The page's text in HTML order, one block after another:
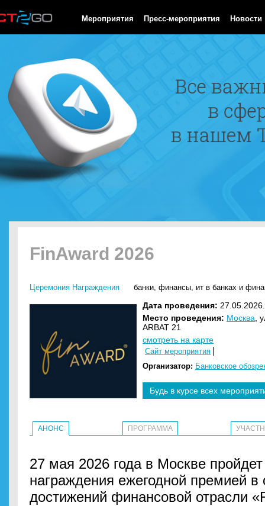
Мероприятия Пресс-мероприятия Новости
FinAward 2026
Церемония Награждения банки, финансы, ит в банках и
Дата проведения:
Место проведения: Москва ,
ARBAT 21
смотреть на карте
Сайт мероприятия
Организатор: Банковское
Будь в курсе всех
АНОНС ПРОГРАММА
27 мая 2026 года в Москве
награждения ежегодной премией в
достижений финансовой отрасли